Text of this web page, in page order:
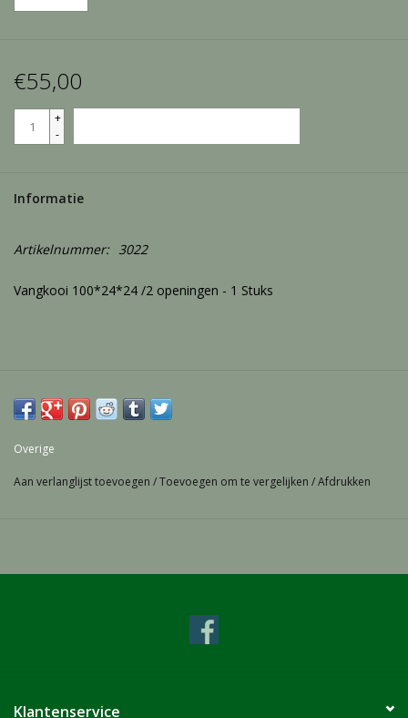
Contact
€55,00
+
-
Informatie
Artikelnummer: 3022
Vangkooi 100*24*24 /2 openingen - 1 Stuks
Overige
Aan verlanglijst toevoegen /Toevoegen om te vergelijken /Afdrukken
Klantenservice